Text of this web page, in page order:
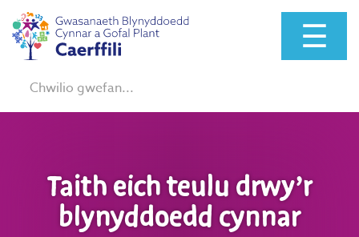
☰
Chwilio:
Taith eich teulu drwy’r
blynyddoedd cynnar